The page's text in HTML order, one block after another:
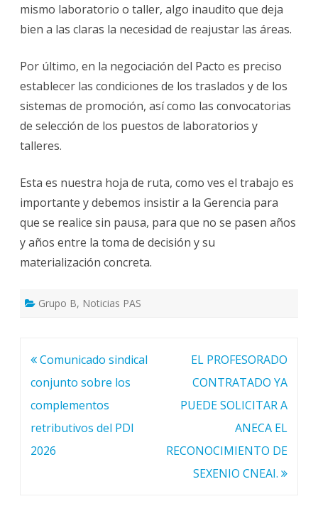
mismo laboratorio o taller, algo inaudito que deja
bien a las claras la necesidad de reajustar las áreas.
Por último, en la negociación del Pacto es preciso
establecer las condiciones de los traslados y de los
sistemas de promoción, así como las convocatorias
de selección de los puestos de laboratorios y
talleres.
Esta es nuestra hoja de ruta, como ves el trabajo es
importante y debemos insistir a la Gerencia para
que se realice sin pausa, para que no se pasen años
y años entre la toma de decisión y su
materialización concreta.
Grupo B, Noticias PAS
Navegación
de
entradas
Comunicado sindical
conjunto sobre los
complementos
retributivos del PDI
2026
EL PROFESORADO
CONTRATADO YA
PUEDE SOLICITAR A
ANECA EL
RECONOCIMIENTO DE
SEXENIO CNEAI.